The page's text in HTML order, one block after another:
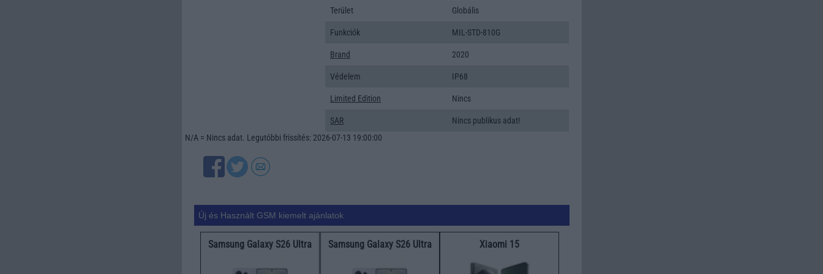
Terület Globális
Funkciók MIL-STD-810G
Brand 2020
Védelem IP68
Limited Edition Nincs
SAR
Nincs publikus adat!
N/A = Nincs adat. Legutóbbi frissítés: 2026-07-13 19:00:00
Új és Használt GSM kiemelt ajánlatok
Samsung Galaxy S26 Ultra Samsung Galaxy S26 Ultra Xiaomi 15